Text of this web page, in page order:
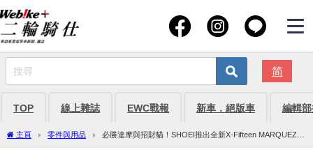
简
TOP 線上雜誌 EWC戰報 新車．絕版車 編輯
主頁 零件與用品
必勝達摩與招財貓！SHOEI推出全新X-Fifteen MARQUEZ
MOTEGI5 復刻版